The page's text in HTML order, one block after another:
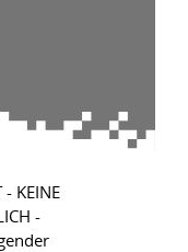
- KEINE
-